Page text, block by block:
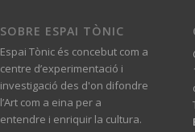
SOBRE ESPAI TÒNIC
Espai Tònic és concebut com a
centre d’experimentació i
investigació des d'on difondre
l’Art com a eina per a
entendre i enriquir la cultura.